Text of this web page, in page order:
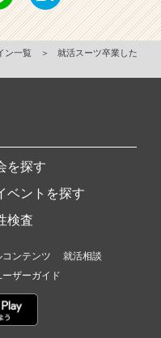
ン一覧 ＞
就活スーツ卒業した
を探す
ベントを探す
検査
ンテンツ
就活相談
ザーガイド